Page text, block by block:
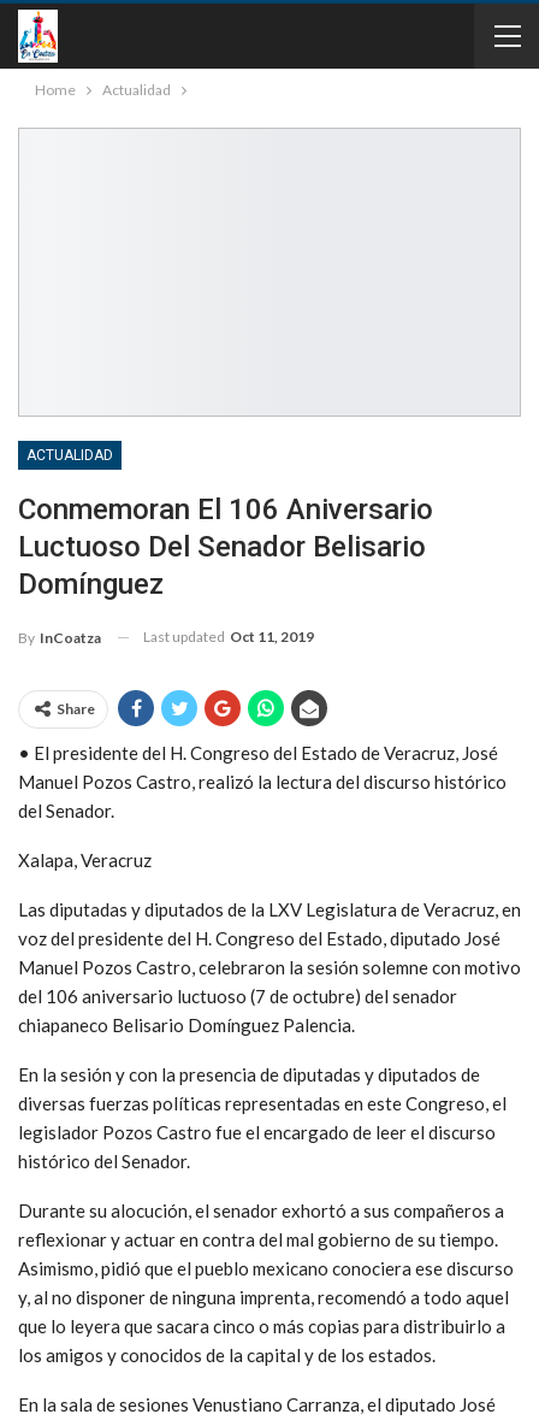
Home Actualidad
ACTUALIDAD
Conmemoran El 106 Aniversario
Luctuoso Del Senador Belisario
Domínguez
By InCoatza Last updated Oct 11, 2019
Share
• El presidente del H. Congreso del Estado de Veracruz, José
Manuel Pozos Castro, realizó la lectura del discurso histórico
del Senador.
Xalapa, Veracruz
Las diputadas y diputados de la LXV Legislatura de Veracruz, en
voz del presidente del H. Congreso del Estado, diputado José
Manuel Pozos Castro, celebraron la sesión solemne con motivo
del 106 aniversario luctuoso (7 de octubre) del senador
chiapaneco Belisario Domínguez Palencia.
En la sesión y con la presencia de diputadas y diputados de
diversas fuerzas políticas representadas en este Congreso, el
legislador Pozos Castro fue el encargado de leer el discurso
histórico del Senador.
Durante su alocución, el senador exhortó a sus compañeros a
reflexionar y actuar en contra del mal gobierno de su tiempo.
Asimismo, pidió que el pueblo mexicano conociera ese discurso
y, al no disponer de ninguna imprenta, recomendó a todo aquel
que lo leyera que sacara cinco o más copias para distribuirlo a
los amigos y conocidos de la capital y de los estados.
En la sala de sesiones Venustiano Carranza, el diputado José